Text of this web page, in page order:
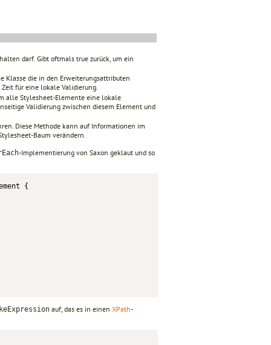
darf. Gibt oftmals true zurück, um ein
Klasse die in den Erweiterungsattributen
für eine lokale Validierung.
alle Stylesheet-Elemente eine lokale
Validierung zwischen diesem Element und
Diese Methode kann auf Informationen im
Baum verändern.
-Implementierung von Saxon geklaut und so
{
auf, das es in einen XPath-